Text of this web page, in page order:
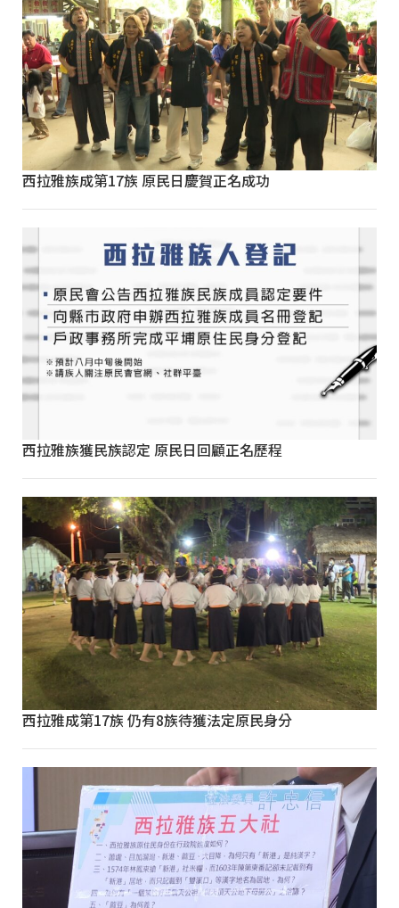
西拉雅族成第17族 原民日慶賀正名成功
西拉雅族獲民族認定 原民日回顧正名歷程
西拉雅成第17族 仍有8族待獲法定原民身分